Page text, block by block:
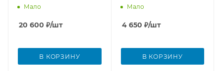
Мало
20 600 ₽/шт
В КОРЗИНУ
Мало
4 650 ₽/шт
В КОРЗИНУ